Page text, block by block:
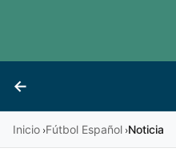
←
Vives
Inicio ›Fútbol Español ›Noticia